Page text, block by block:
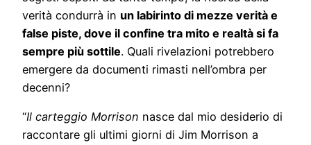
verità condurrà in un labirinto di mezze verità e
false piste, dove il confine tra mito e realtà si fa
sempre più sottile. Quali rivelazioni potrebbero
emergere da documenti rimasti nell’ombra per
decenni?
“Il carteggio Morrison nasce dal mio desiderio di
raccontare gli ultimi giorni di Jim Morrison a